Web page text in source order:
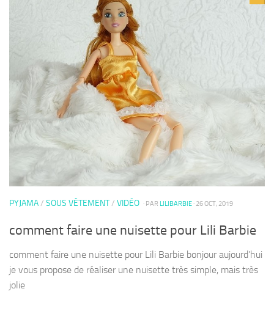
PYJAMA/ SOUS VÊTEMENT/ VIDÉO · PAR LILIBARBIE · 26 OCT, 2019
comment faire une nuisette pour Lili Barbie
comment faire une nuisette pour Lili Barbie bonjour aujourd’hui
je vous propose de réaliser une nuisette très simple, mais très
jolie